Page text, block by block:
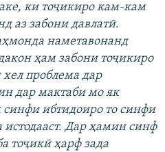
ки тоҷикиро кам-кам
аз забони давлатӣ.
наметавонанд
ҳам забони тоҷикиро
проблема дар
дар мактаби мо як
ибтидоиро то синфи
истодааст. Дар ҳамин синф
тоҷикӣ ҳарф зада